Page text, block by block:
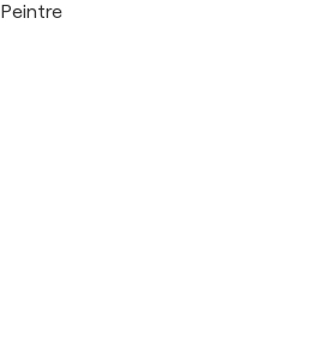
Peintre